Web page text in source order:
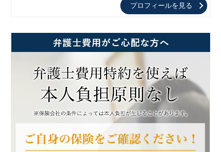
プロフィールを見る